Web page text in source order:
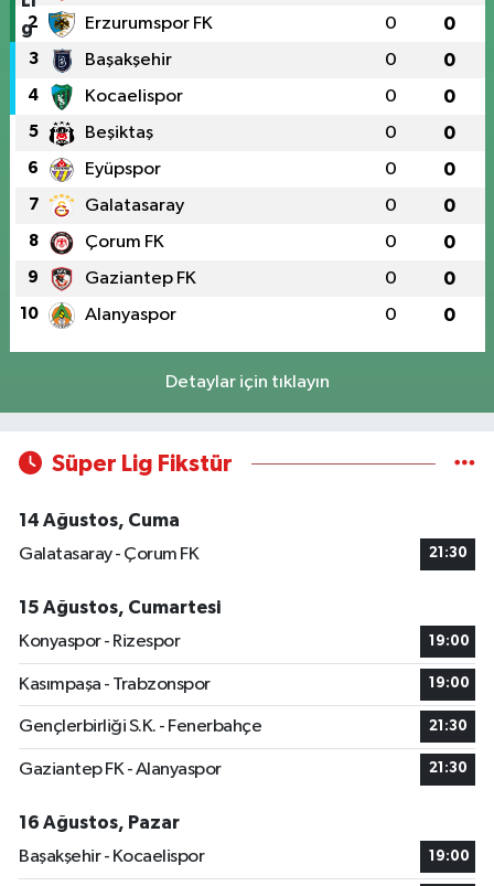
2 Erzurumspor FK 0 0
3 Başakşehir 0 0
4 Kocaelispor 0 0
5 Beşiktaş 0 0
6 Eyüpspor 0 0
7 Galatasaray 0 0
8 Çorum FK 0 0
9 Gaziantep FK 0 0
10 Alanyaspor 0 0
Detaylar için tıklayın
Süper Lig Fikstür
14 Ağustos, Cuma
Galatasaray - Çorum FK
21:30
15 Ağustos, Cumartesi
Konyaspor - Rizespor
19:00
Kasımpaşa - Trabzonspor 19:00
Gençlerbirliği S.K. - Fenerbahçe 21:30
Gaziantep FK - Alanyaspor 21:30
16 Ağustos, Pazar
Başakşehir - Kocaelispor
19:00